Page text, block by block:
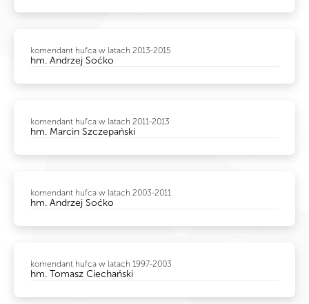
komendant hufca w latach 2013-2015
hm. Andrzej Soćko
komendant hufca w latach 2011-2013
hm. Marcin Szczepański
komendant hufca w latach 2003-2011
hm. Andrzej Soćko
komendant hufca w latach 1997-2003
hm. Tomasz Ciechański